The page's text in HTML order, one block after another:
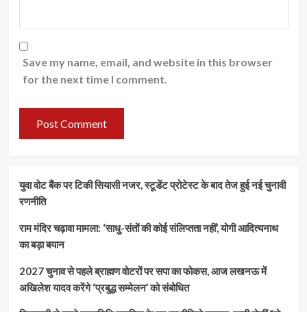
Save my name, email, and website in this browser
for the next time I comment.
युवा वोट बैंक पर टिकी सियासी नजर, स्टूडेंट प्रोटेस्ट के बाद तेज हुई नई चुनावी
रणनीति
राम मंदिर चढ़ावा मामला: ‘साधु-संतों की कोई संलिप्तता नहीं’, योगी आदित्यनाथ
का बड़ा बयान
2027 चुनाव से पहले ब्राह्मण वोटरों पर सपा का फोकस, आज लखनऊ में
अखिलेश यादव करेंगे ‘प्रबुद्ध सम्मेलन’ को संबोधित